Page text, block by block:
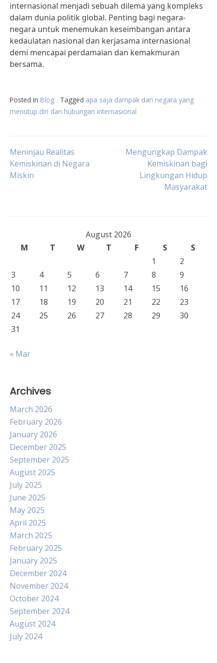
internasional menjadi sebuah dilema yang kompleks
dalam dunia politik global. Penting bagi negara-
negara untuk menemukan keseimbangan antara
kedaulatan nasional dan kerjasama internasional
demi mencapai perdamaian dan kemakmuran
bersama.
Posted in Blog Tagged apa saja dampak dari negara yang
menutup diri dari hubungan internasional
Post
navigation
Meninjau Realitas
Kemiskinan di Negara
Miskin
Mengungkap Dampak
Kemiskinan bagi
Lingkungan Hidup
Masyarakat
August 2026
M
T W T F S
S
1
2
3
4 5 6 7 8
9
10
11 12 13 14 15
16
17
18 19 20 21 22
23
24
25 26 27 28 29
30
31
« Mar
Archives
March 2026
February 2026
January 2026
December 2025
September 2025
August 2025
July 2025
June 2025
May 2025
April 2025
March 2025
February 2025
January 2025
December 2024
November 2024
October 2024
September 2024
August 2024
July 2024